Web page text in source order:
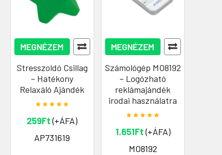
MEGNÉZEM
Stresszoldó Csillag
– Hatékony
Relaxáló Ajándék
259Ft(+ÁFA)
AP731619
MEGNÉZEM
Számológép MO8192
– Logózható
reklámajándék
irodai használatra
1.651Ft(+ÁFA)
MO8192